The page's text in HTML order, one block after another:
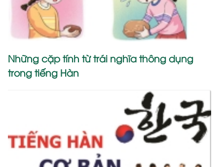
Những cặp tính từ trái nghĩa thông dụng
trong tiếng Hàn